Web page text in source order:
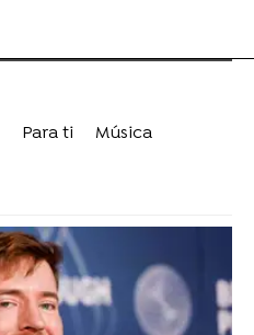
Para ti
Música